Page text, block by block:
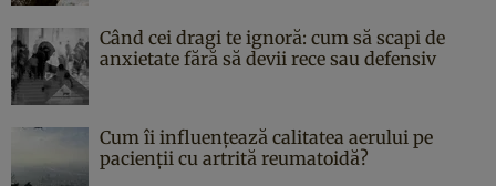
Când cei dragi te ignoră: cum să scapi de
anxietate fără să devii rece sau defensiv
Cum îi influențează calitatea aerului pe
pacienții cu artrită reumatoidă?